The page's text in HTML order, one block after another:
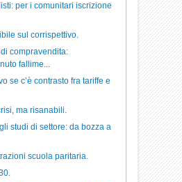
per i comunitari iscrizione
sul corrispettivo.
compravendita:
fallime...
se c’è contrasto fra tariffe e
ma risanabili.
studi di settore: da bozza a
scuola paritaria.